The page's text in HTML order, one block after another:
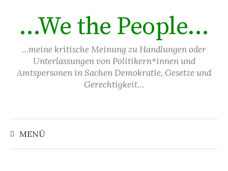
Inhalt
…We the People…
…meine kritische Meinung zu Handlungen oder
Unterlassungen von Politikern*innen und
Amtspersonen in Sachen Demokratie, Gesetze und
Gerechtigkeit…
MENÜ
Suchen